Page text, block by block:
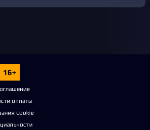
16+
оплаты
cookie